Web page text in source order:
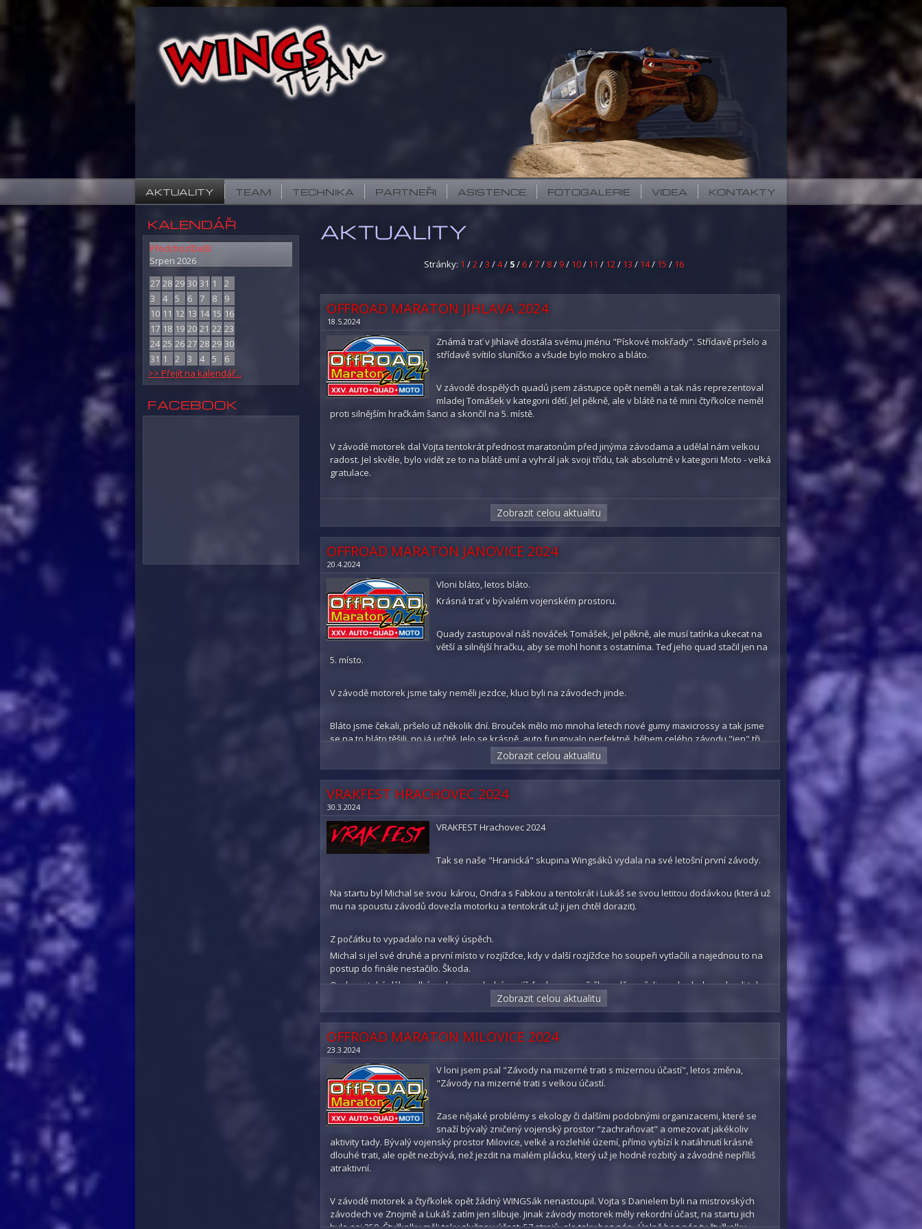
AKTUALITY TEAM TECHNIKA PARTNEŘI ASISTENCE FOTOGALERIE VIDEA KONTAKTY
KALENDÁŘ
PředchozíDalší
Srpen 2026
27 28 29 30 31 1
2
3
4 5 6 7 8
9
10 11 12 13 14 15 16
17 18 19 20 21 22 23
24 25 26 27 28 29 30
31 1 2 3 4 5
6
>> Přejít na kalendář...
FACEBOOK
AKTUALITY
Stránky: 1 /2/3/4/ 5/ 6/7/ 8/ 9/ 10/ 11 / 12/ 13/ 14/ 15/ 16
OFFROAD MARATON JIHLAVA 2024
18.5.2024
Známá trať v Jihlavě dostála svému jménu "Pískové mokřady". Střídavě pršelo a
střídavě svítilo sluníčko a všude bylo mokro a bláto.
V závodě dospělých quadů jsem zástupce opět neměli a tak nás reprezentoval
mladej Tomášek v kategorii dětí. Jel pěkně, ale v blátě na té mini čtyřkolce neměl
proti silnějším hračkám šanci a skončil na 5. místě.
V závodě motorek dal Vojta tentokrát přednost maratonům před jinýma závodama a udělal nám velkou
radost. Jel skvěle, bylo vidět ze to na blátě umí a vyhrál jak svoji třídu, tak absolutně v kategorii Moto - velká
gratulace.
Brouček - před startem jsem se rozhodovali, jestli přezout z "letních" na "zimní" kola, rozuměj z AT na
kterých jezdíme za sucha nebo při mírném dešti a nebo za maxicrossy, které používáme jen při velkém
tak mi těch 2,5 tuny bruslilo ze strany na stranu, 3x jsem dostal hodiny, asi 10x jsem nezatočil do zatáčky a
musel jsem couvat, 2x skončil mimo trať, shodil 2 břízy a zametl jeden keř. Takže soupeři mi během hodiny
ujeli asi o 2 kola. Po mě měl startovat Dalibor, nováček za volantem, což jsem zatrhnul a tak to zkusil druhý
nováček Jaromír, který už 2 závody jel, ale i on na hladkých gumách moc nesvedl, takže sednul za volat
zkušený Luky a i díky tomu, že trať skutečně oschla, byl schopen soupeře dohánět. Osudný pro nás ale byl
defekt na opačné straně trati a protože se tam nedalo nijak než pěšky dostat, tak než jsme tam dokutáleli
50kg rezervu, tak jsme ztratili půl hodiny a to nás posunulo až na 4 místo.
Vitarka - jako trénink na Rally Albania jel Miky a Kanec celých 5 hodin v kuse. Jeli výborně, trať plná úzkých
týmu jela také skvěle a bez závad. Přerušili nám sérií vítězství, takže "pouze" 11 vítězství v řadě, to další
Pavel
Výsledky:
VITARA - 2. místo
BROUK - 4. místo
MATYÁŠ K. - QUAD mladší junioři - nestartoval
TOMÁŠ - QUAD děti - 5. místo
VOJTA - MOTO Mistr E2 - 1. místo SUPER
DANIEL - MOTO E2 - startoval na jiných závodech
Fotogalerie Jihlava 2024
Zobrazit celou aktualitu
OFFROAD MARATON JANOVICE 2024
20.4.2024
Vloni bláto, letos bláto.
Krásná trať v bývalém vojenském prostoru.
Quady zastupoval náš nováček Tomášek, jel pěkně, ale musí tatínka ukecat na
větší a silnější hračku, aby se mohl honit s ostatníma. Teď jeho quad stačil jen na
5. místo.
V závodě motorek jsme taky neměli jezdce, kluci byli na závodech jinde.
Bláto jsme čekali, pršelo už několik dní. Brouček mělo mo mnoha letech nové gumy maxicrossy a tak jsme
se na to bláto těšili, no já určitě. Jelo se krásně, auto fungovalo perfektně, během celého závodu "jen" tři
defekty. Tentokrát jsme měli čtyřkolku a tak výměny proběhly rychle, ale i tak nás to stálo asi půl hodiny.
Soupeři měli větší problémy, tahaly je traktory, opravovali poloosy. Do cíle jsme dojeli jako jediní, ale v
součtu o pár vteřin "jen" druzí.
Vitarka jela svou perfektní jízdu, taky měla drobné problémy, ale větší problémy měli soupeři. byla to
krásná jízda, už 11. vítězství v řadě. Gratulace.
Pavel
Výsledky:
VITARA - 1. místo
MATYÁŠ K. - QUAD mladší junioři - nestartoval
TOMÁŠ - QUAD děti - 5. místo
VOJTA - MOTO Mistr E2 - startoval na jiných závodech
DANIEL - MOTO E2 - startoval na jiných závodech
LUKÁŠ Koč. - MOTO Mistr E2 - nestartoval
Fotogalerie Janovice 2024
Zobrazit celou aktualitu
VRAKFEST HRACHOVEC 2024
30.3.2024
VRAKFEST Hrachovec 2024
Tak se naše "Hranická" skupina Wingsáků vydala na své letošní první závody.
Na startu byl Michal se svou károu, Ondra s Fabkou a tentokrát i Lukáš se svou letitou dodávkou (která už
mu na spoustu závodů dovezla motorku a tentokrát už ji jen chtěl dorazit).
Z počátku to vypadalo na velký úspěch.
Michal si jel své druhé a první místo v rozjížďce, kdy v další rozjížďce ho soupeři vytlačili a najednou to na
postup do finále nestačilo. Škoda.
Ondra si také děla velké ambice a v druhé rozjížďce ho soupeři škaredě sevřeli a pak z boku nakopli tak,
Lukáš to měl jen jako zábavu, střídal se za volantem s Erikem a myslím, že i když výsledek nezajeli, tak si to
Pavel
Fotogalerie Vrakfest Hrachovec 2024
Zobrazit celou aktualitu
OFFROAD MARATON MILOVICE 2024
23.3.2024
V loni jsem psal "Závody na mizerné trati s mizernou účastí", letos změna,
"Závody na mizerné trati s velkou účastí.
Zase nějaké problémy s ekology či dalšími podobnými organizacemi, které se
snaží bývalý zničený vojenský prostor "zachraňovat" a omezovat jakékoliv
aktivity tady. Bývalý vojenský prostor Milovice, velké a rozlehlé území, přímo vybízí k natáhnutí krásné
dlouhé trati, ale opět nezbývá, než jezdit na malém plácku, který už je hodně rozbitý a závodně nepříliš
atraktivní.
V závodě motorek a čtyřkolek opět žádný WINGSák nenastoupil. Vojta s Danielem byli na mistrovských
závodech ve Znojmě a Lukáš zatím jen slibuje. Jinak závody motorek měly rekordní účast, na startu jich